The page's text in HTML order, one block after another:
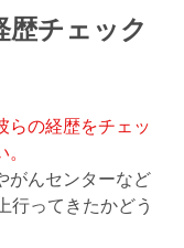
歴チェック
らの経歴をチェッ
がんセンターなど
行ってきたかどう